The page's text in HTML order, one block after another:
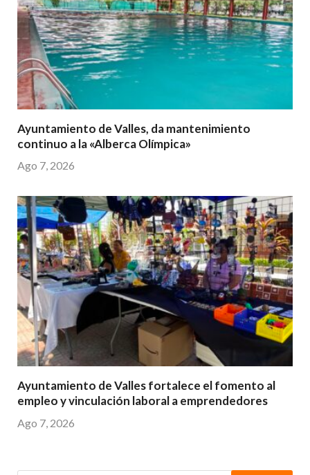
Ayuntamiento de Valles, da mantenimiento
continuo a la «Alberca Olímpica»
Ago 7, 2026
Ayuntamiento de Valles fortalece el fomento al
empleo y vinculación laboral a emprendedores
Ago 7, 2026